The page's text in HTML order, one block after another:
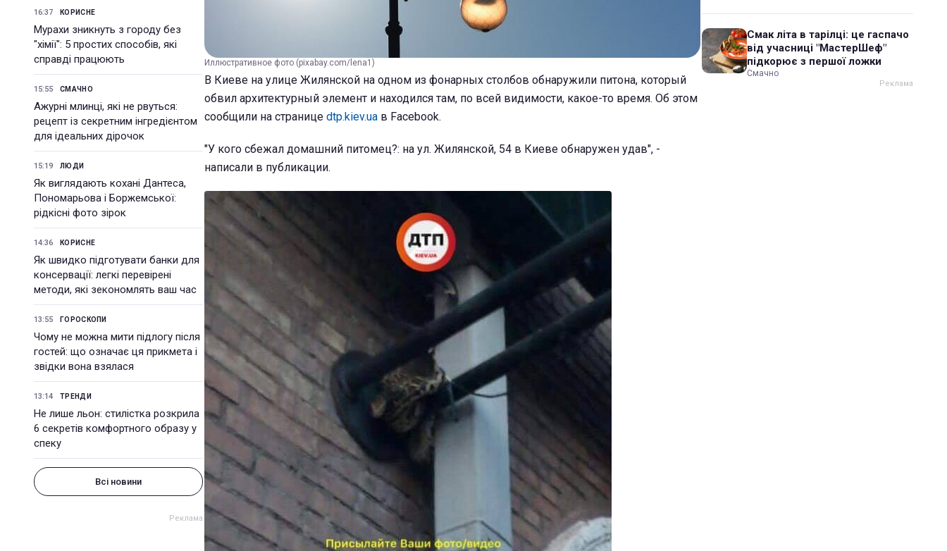
16:37 КОРИСНЕ
Мурахи зникнуть з городу без
"хімії": 5 простих способів, які
справді працюють
15:55 СМАЧНО
Ажурні млинці, які не рвуться:
рецепт із секретним інгредієнтом
для ідеальних дірочок
15:19 ЛЮДИ
Як виглядають кохані Дантеса,
Пономарьова і Боржемської:
рідкісні фото зірок
14:36 КОРИСНЕ
Як швидко підготувати банки для
консервації: легкі перевірені
методи, які зекономлять ваш час
13:55 ГОРОСКОПИ
Чому не можна мити підлогу після
гостей: що означає ця прикмета і
звідки вона взялася
13:14 ТРЕНДИ
Не лише льон: стилістка розкрила
6 секретів комфортного образу у
спеку
Всі новини
Иллюстративное фото (pixabay.com/lena1)
В Киеве на улице Жилянской на одном из фонарных столбов обнаружили питона, который
обвил архитектурный элемент и находился там, по всей видимости, какое-то время. Об этом
сообщили на странице dtp.kiev.ua в Facebook.
"У кого сбежал домашний питомец?: на ул. Жилянской, 54 в Киеве обнаружен удав", -
написали в публикации.
Смак літа в тарілці: це гаспачо
від учасниці "МастерШеф"
підкорює з першої ложки
Смачно